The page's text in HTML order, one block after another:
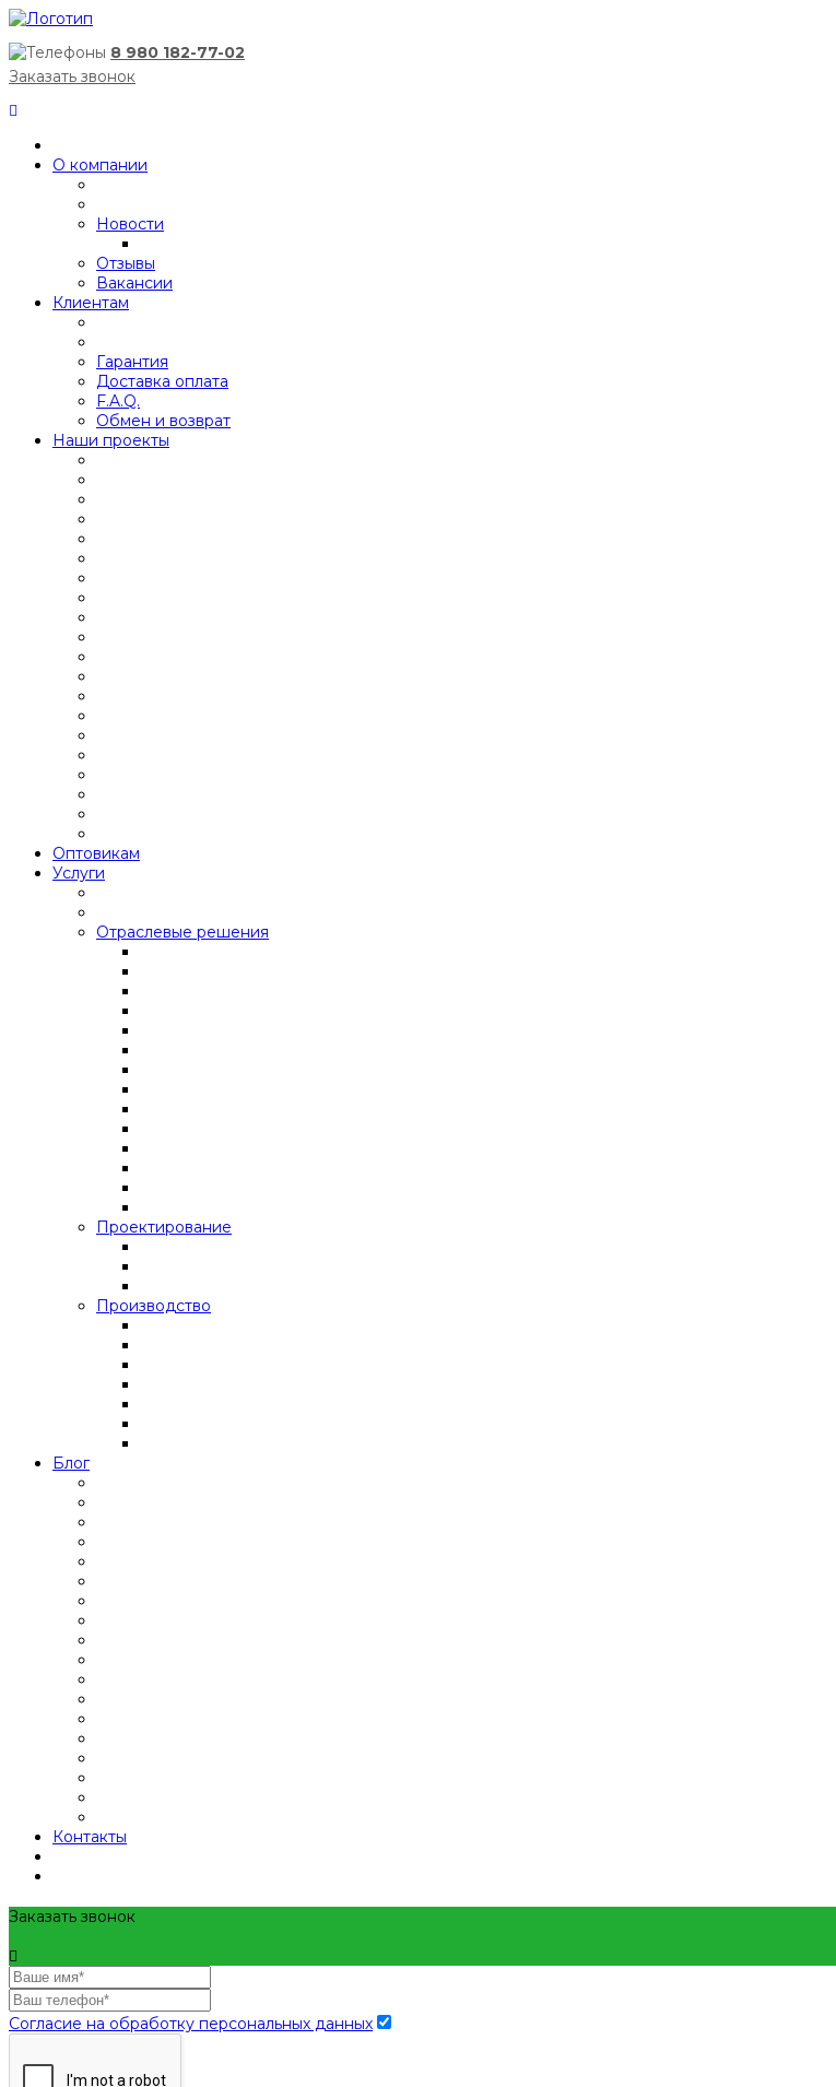
8 980 182-77-02
Заказать звонок
О компании
Новости
Отзывы
Вакансии
Клиентам
Гарантия
Доставка оплата
F.A.Q.
Обмен и возврат
Наши проекты
Оптовикам
Услуги
Отраслевые решения
Проектирование
Производство
Блог
Контакты
Заказать звонок
Согласие на обработку персональных данных